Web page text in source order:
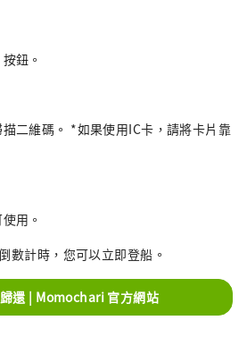
鈕。
二維碼。 *如果使用IC卡，請將卡片靠
用。
數計時，您可以立即登船。
還 | Momochari 官方網站